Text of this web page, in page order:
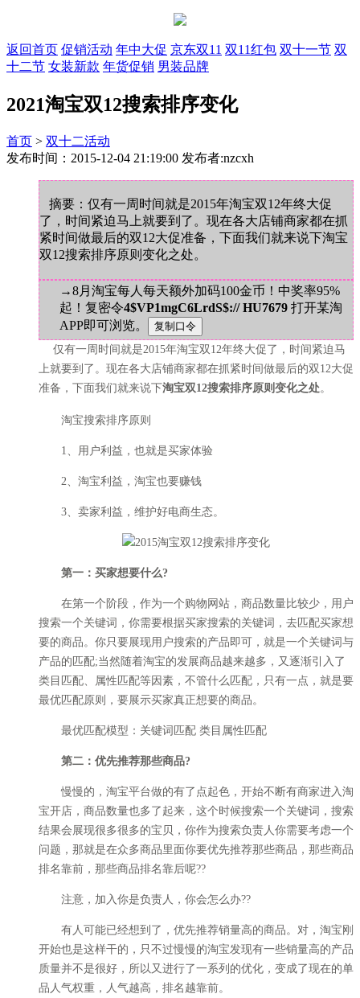
返回首页 促销活动 年中大促 京东双11 双11红包 双十一节 双
十二节 女装新款 年货促销 男装品牌
2021淘宝双12搜索排序变化
首页 > 双十二活动
发布时间：2015-12-04 21:19:00 发布者:nzcxh
摘要：仅有一周时间就是2015年淘宝双12年终大促
了，时间紧迫马上就要到了。现在各大店铺商家都在抓
紧时间做最后的双12大促准备，下面我们就来说下淘宝
双12搜索排序原则变化之处。
→8月淘宝每人每天额外加码100金币！中奖率95%
起！复密令4$VP1mgC6LrdS$:// HU7679 打开某淘
APP即可浏览。
仅有一周时间就是2015年淘宝双12年终大促了，时间紧迫马
上就要到了。现在各大店铺商家都在抓紧时间做最后的双12大促
准备，下面我们就来说下淘宝双12搜索排序原则变化之处。
淘宝搜索排序原则
1、用户利益，也就是买家体验
2、淘宝利益，淘宝也要赚钱
3、卖家利益，维护好电商生态。
第一：买家想要什么?
在第一个阶段，作为一个购物网站，商品数量比较少，用户
搜索一个关键词，你需要根据买家搜索的关键词，去匹配买家想
要的商品。你只要展现用户搜索的产品即可，就是一个关键词与
产品的匹配;当然随着淘宝的发展商品越来越多，又逐渐引入了
类目匹配、属性匹配等因素，不管什么匹配，只有一点，就是要
最优匹配原则，要展示买家真正想要的商品。
最优匹配模型：关键词匹配 类目属性匹配
第二：优先推荐那些商品?
慢慢的，淘宝平台做的有了点起色，开始不断有商家进入淘
宝开店，商品数量也多了起来，这个时候搜索一个关键词，搜索
结果会展现很多很多的宝贝，你作为搜索负责人你需要考虑一个
问题，那就是在众多商品里面你要优先推荐那些商品，那些商品
排名靠前，那些商品排名靠后呢??
注意，加入你是负责人，你会怎么办??
有人可能已经想到了，优先推荐销量高的商品。对，淘宝刚
开始也是这样干的，只不过慢慢的淘宝发现有一些销量高的产品
质量并不是很好，所以又进行了一系列的优化，变成了现在的单
品人气权重，人气越高，排名越靠前。